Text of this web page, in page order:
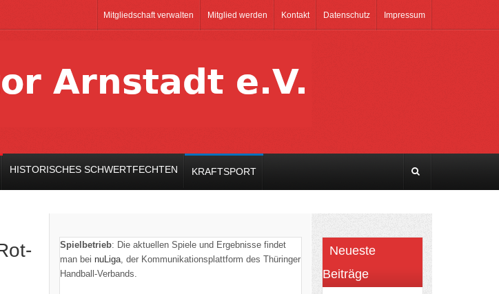
Mitgliedschaft verwalten Mitglied werden Kontakt Datenschutz Impressum
HISTORISCHES SCHWERTFECHTEN KRAFTSPORT
Spielbetrieb: Die aktuellen Spiele und Ergebnisse findet
man bei nuLiga, der Kommunikationsplattform des Thüringer
Handball-Verbands.
Neueste
Beiträge